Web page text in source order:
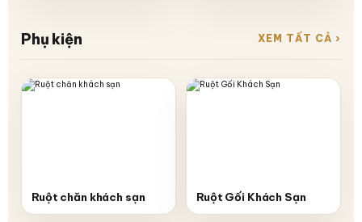
Phụ kiện XEM TẤT CẢ ›
Ruột chăn khách sạn Ruột Gối Khách Sạn